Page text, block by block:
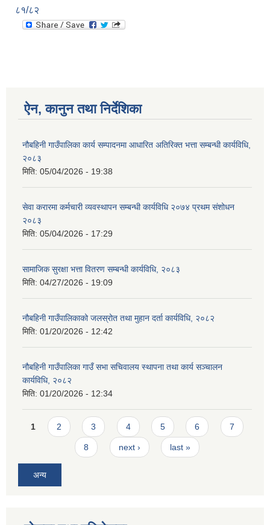
८१/८२
ऐन, कानुन तथा निर्देशिका
नौबहिनी गाउँपालिका कार्य सम्पादनमा आधारित अतिरिक्त भत्ता सम्बन्धी कार्यविधि,
२०८३
मिति: 05/04/2026 - 19:38
सेवा करारमा कर्मचारी व्यवस्थापन सम्बन्धी कार्यविधि २०७४ प्रथम संशोधन
२०८३
मिति: 05/04/2026 - 17:29
सामाजिक सुरक्षा भत्ता वितरण सम्बन्धी कार्यविधि, २०८३
मिति: 04/27/2026 - 19:09
नौबहिनी गाउँपालिकाको जलस्रोत तथा मुहान दर्ता कार्यविधि, २०८२
मिति: 01/20/2026 - 12:42
नौबहिनी गाउँपालिका गाउँ सभा सचिवालय स्थापना तथा कार्य सञ्चालन
कार्यविधि, २०८२
मिति: 01/20/2026 - 12:34
Pages
1 2 3 4 5 6 7
8 next › last »
अन्य